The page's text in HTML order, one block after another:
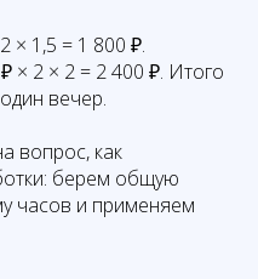
× 1,5 = 1 800 ₽.
× 2 × 2 = 2 400 ₽. Итого
вечер.
вопрос, как
берем общую
часов и применяем